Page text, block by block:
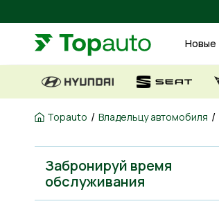
Новые
Topauto / Владельцу автомобиля /
Забронируй время
обслуживания